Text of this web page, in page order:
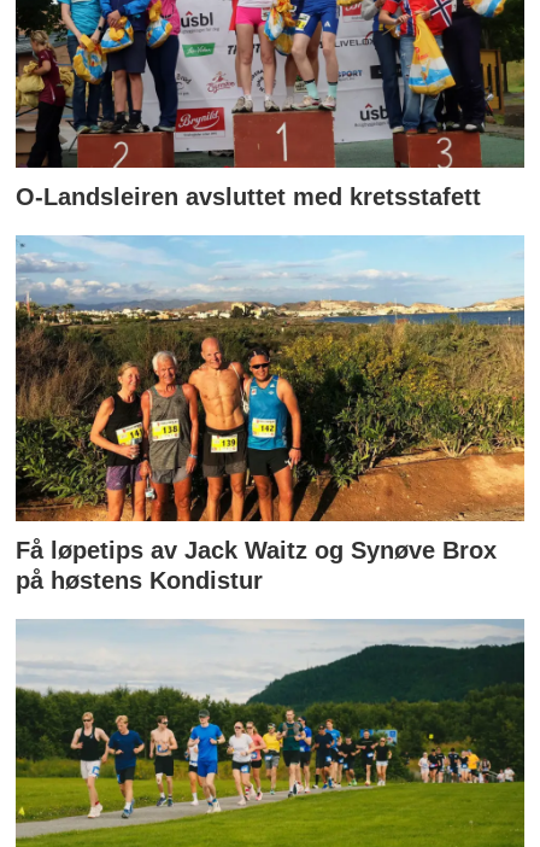
O-Landsleiren avsluttet med kretsstafett
Få løpetips av Jack Waitz og Synøve Brox
på høstens Kondistur